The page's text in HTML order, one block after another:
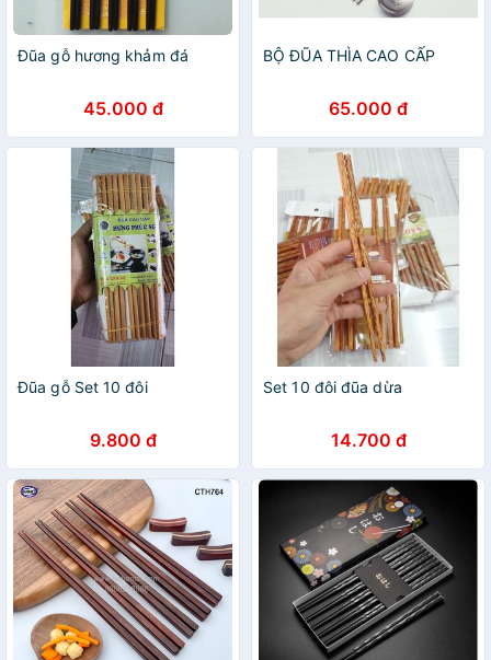
Đũa gỗ hương khảm đá
45.000 đ
BỘ ĐŨA THÌA CAO CẤP
65.000 đ
Đũa gỗ Set 10 đôi
9.800 đ
Set 10 đôi đũa dừa
14.700 đ